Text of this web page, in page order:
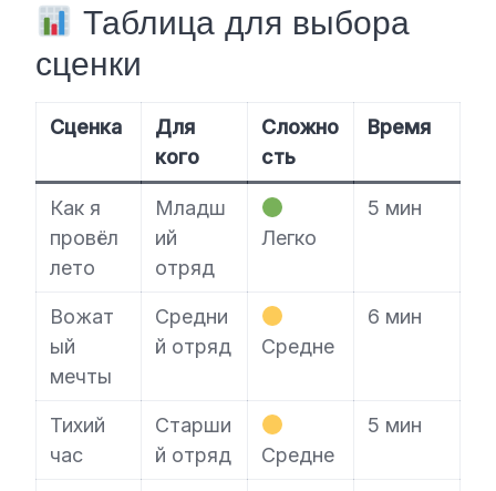
Таблица для выбора
сценки
Сценка
Для
кого
Сложно
сть
Время
Как я
провёл
лето
Младш
ий
отряд
Легко
5 мин
Вожат
ый
мечты
Средни
й отряд
Средне
6 мин
Тихий
час
Старши
й отряд
Средне
5 мин